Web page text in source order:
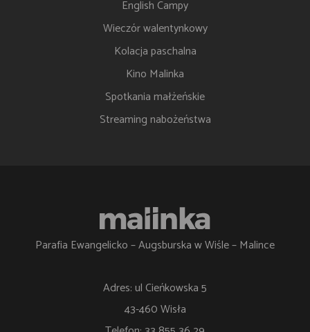
English Campy
Wieczór walentynkowy
Kolacja paschalna
Kino Malinka
Spotkania małżeńskie
Streaming nabożeństwa
Parafia Ewangelicko – Augsburska w Wiśle – Malince
Adres: ul Cieńkowska 5
43-460 Wisła